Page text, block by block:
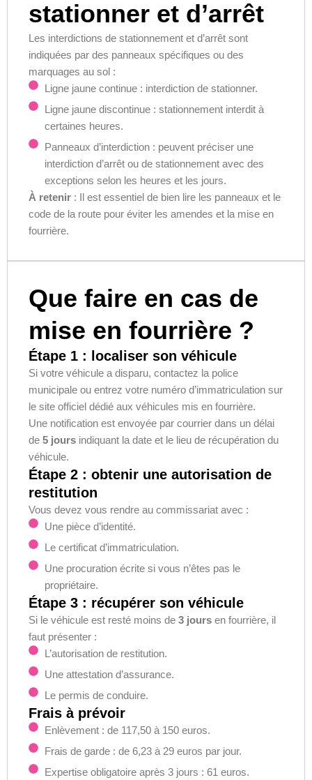
stationner et d’arrêt
Les interdictions de stationnement et d’arrêt sont
indiquées par des panneaux spécifiques ou des
marquages au sol :
Ligne jaune continue : interdiction de stationner.
Ligne jaune discontinue : stationnement interdit à
certaines heures.
Panneaux d’interdiction : peuvent préciser une
interdiction d’arrêt ou de stationnement avec des
exceptions selon les heures et les jours.
À retenir : Il est essentiel de bien lire les panneaux et le
code de la route pour éviter les amendes et la mise en
fourrière.
Que faire en cas de
mise en fourrière ?
Étape 1 : localiser son véhicule
Si votre véhicule a disparu, contactez la police
municipale ou entrez votre numéro d’immatriculation sur
le site officiel dédié aux véhicules mis en fourrière.
Une notification est envoyée par courrier dans un délai
de 5 jours indiquant la date et le lieu de récupération du
véhicule.
Étape 2 : obtenir une autorisation de
restitution
Vous devez vous rendre au commissariat avec :
Une pièce d’identité.
Le certificat d’immatriculation.
Une procuration écrite si vous n’êtes pas le
propriétaire.
Étape 3 : récupérer son véhicule
Si le véhicule est resté moins de 3 jours en fourrière, il
faut présenter :
L’autorisation de restitution.
Une attestation d’assurance.
Le permis de conduire.
Frais à prévoir
Enlèvement : de 117,50 à 150 euros.
Frais de garde : de 6,23 à 29 euros par jour.
Expertise obligatoire après 3 jours : 61 euros.